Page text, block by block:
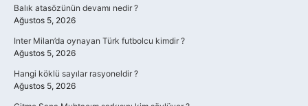
Balık atasözünün devamı nedir ?
Ağustos 5, 2026
Inter Milan’da oynayan Türk futbolcu kimdir ?
Ağustos 5, 2026
Hangi köklü sayılar rasyoneldir ?
Ağustos 5, 2026